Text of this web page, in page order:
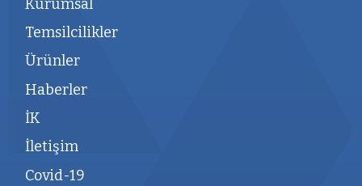
Kurumsal
Temsilcilikler
Ürünler
Haberler
İK
İletişim
Covid-19